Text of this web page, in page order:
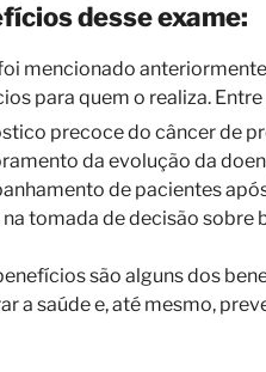
desse exame:
mencionado
para quem o realiza.
precoce do câncer de
da evolução da
de pacientes
tomada de decisão sobre
são alguns dos
a saúde e, até mesmo,